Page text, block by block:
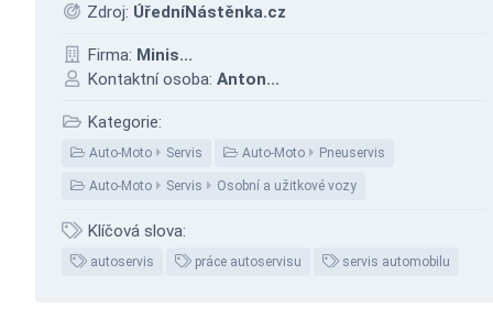
Zdroj: ÚředníNástěnka.cz
Firma: Minis...
Kontaktní osoba: Anton...
Kategorie:
Auto-Moto Servis Auto-Moto Pneuservis
Auto-Moto Servis Osobní a užitkové vozy
Klíčová slova:
autoservis práce autoservisu servis automobilu